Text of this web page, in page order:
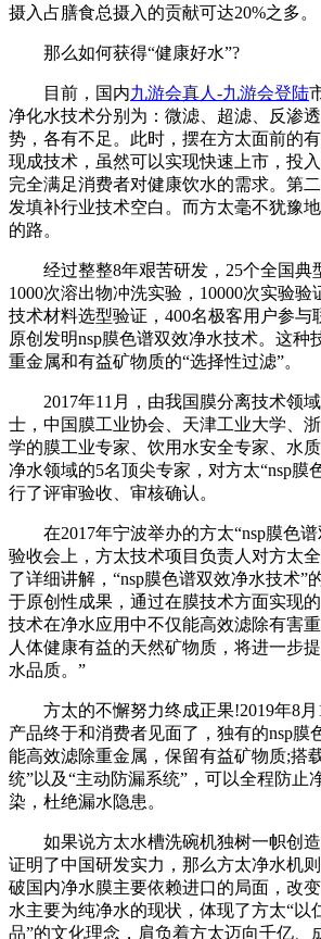
摄入占膳食总摄入的贡献可达20%之多。
那么如何获得“健康好水”?
目前，国内九游会真人-九游会登陆
净化水技术分别为：微滤、超滤、反渗
势，各有不足。此时，摆在方太面前的
现成技术，虽然可以实现快速上市，投
完全满足消费者对健康饮水的需求。第
发填补行业技术空白。而方太毫不犹豫
的路。
经过整整8年艰苦研发，25个全国典
1000次溶出物冲洗实验，10000次实验验
技术材料选型验证，400名极客用户参与
原创发明nsp膜色谱双效净水技术。这种
重金属和有益矿物质的“选择性过滤”。
2017年11月，由我国膜分离技术领域
士，中国膜工业协会、天津工业大学、
学的膜工业专家、饮用水安全专家、水
净水领域的5名顶尖专家，对方太“nsp膜
行了评审验收、审核确认。
在2017年宁波举办的方太“nsp膜色谱
验收会上，方太技术项目负责人对方太
了详细讲解，“nsp膜色谱双效净水技术”
于原创性成果，通过在膜技术方面实现
技术在净水应用中不仅能高效滤除有害
人体健康有益的天然矿物质，将进一步
水品质。”
方太的不懈努力终成正果!2019年8月
产品终于和消费者见面了，独有的nsp膜
能高效滤除重金属，保留有益矿物质;搭
统”以及“主动防漏系统”，可以全程防止
染，杜绝漏水隐患。
如果说方太水槽洗碗机独树一帜创造
证明了中国研发实力，那么方太净水机
破国内净水膜主要依赖进口的局面，改
水主要为纯净水的现状，体现了方太“以
品”的文化理念，肩负着方太迈向千亿、